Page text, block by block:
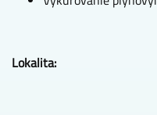
Lokalita: